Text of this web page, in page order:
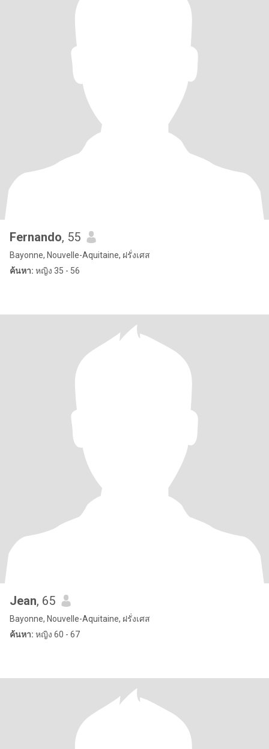
Fernando, 55
Bayonne, Nouvelle-Aquitaine, ฝรั่งเศส
ค้นหา: หญิง 35 - 56
Jean, 65
Bayonne, Nouvelle-Aquitaine, ฝรั่งเศส
ค้นหา: หญิง 60 - 67